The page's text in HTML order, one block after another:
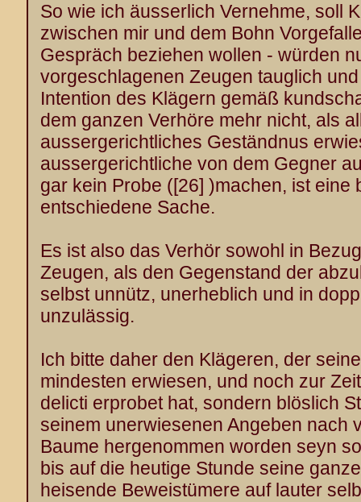
So wie ich äusserlich Vernehme, soll
zwischen mir und dem Bohn
Gespräch beziehen wollen - würden
vorgeschlagenen Zeugen tauglich
Intention des Klägern gemäß
dem ganzen Verhöre mehr nicht, als
aussergerichtliches Geständnus
aussergerichtliche von dem Gegner
gar kein Probe ([26] )machen, ist eine
entschiedene Sache.
Es ist also das Verhör sowohl in
Zeugen, als den Gegenstand der
selbst unnütz, unerheblich und in
unzulässig.
Ich bitte daher den Klägeren, der
mindesten erwiesen, und noch zur
delicti erprobet hat, sondern blöslich
seinem unerwiesenen Angeben nach
Baume hergenommen worden seyn
bis auf die heutige Stunde seine
heisende Beweistümere auf lauter